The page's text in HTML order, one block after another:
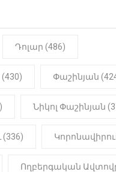
Նիկոլ Փաշինյան
22:01
մանկապղծության
մարմինը
Դոլար (486)
Փաշինյան
Նիկոլ Փաշինյան
(336)
Ողբերգական